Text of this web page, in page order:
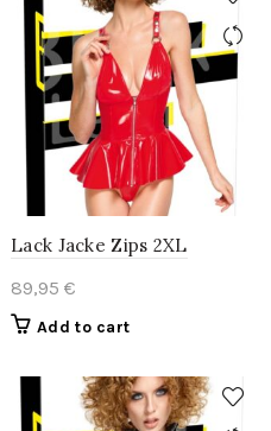
Lack Jacke Zips 2XL
89,95 €
Add to cart